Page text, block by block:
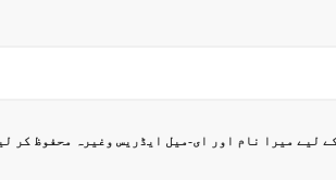
لیے میرا نام اور ای-میل ایڈریس وغیرہ محفوظ کر